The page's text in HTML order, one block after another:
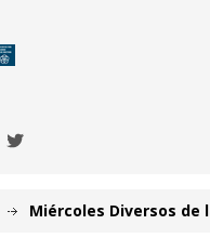
Miércoles Diversos de